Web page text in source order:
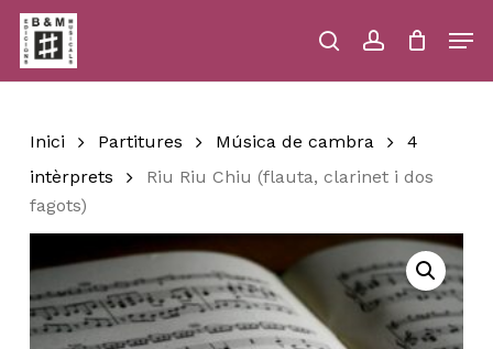
Skip
main
content
searchaccount
Close
Inici Partitures Música de cambra
4
intèrprets
Riu Riu Chiu (flauta, clarinet i dos
fagots)
Menu